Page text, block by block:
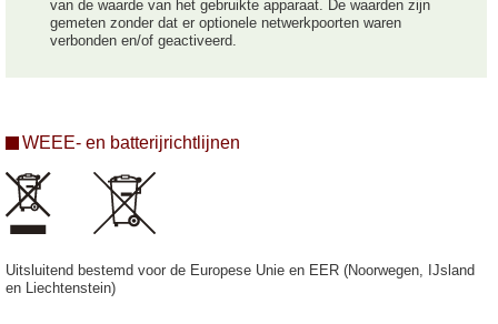
van de waarde van het gebruikte apparaat. De waarden zijn
gemeten zonder dat er optionele netwerkpoorten waren
verbonden en/of geactiveerd.
WEEE- en batterijrichtlijnen
Uitsluitend bestemd voor de Europese Unie en EER (Noorwegen, IJsland
en Liechtenstein)